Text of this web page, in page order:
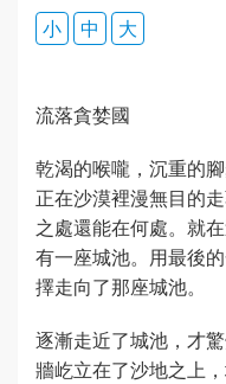
小 中 大
流落貪婪國
乾渴的喉嚨，沉重的
正在沙漠裡漫無目的
之處還能在何處。就
有一座城池。用最後
擇走向了那座城池。
逐漸走近了城池，才
牆屹立在了沙地之上